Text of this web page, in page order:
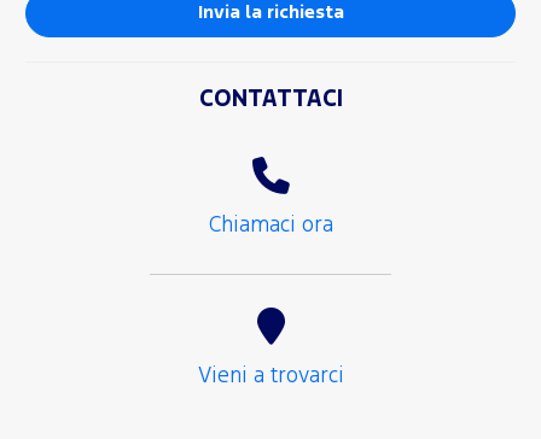
CONTATTACI
Chiamaci ora
Vieni a trovarci